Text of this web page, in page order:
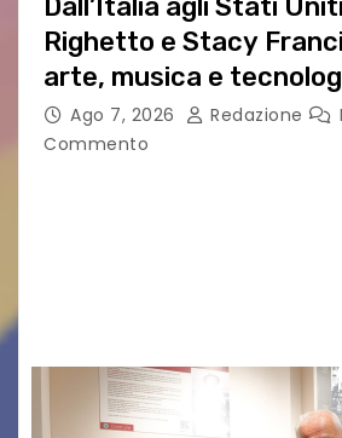
Righetto e Stacy
arte, musica e
nuovo progetto
Ago 7, 2026 Redazione
Commento